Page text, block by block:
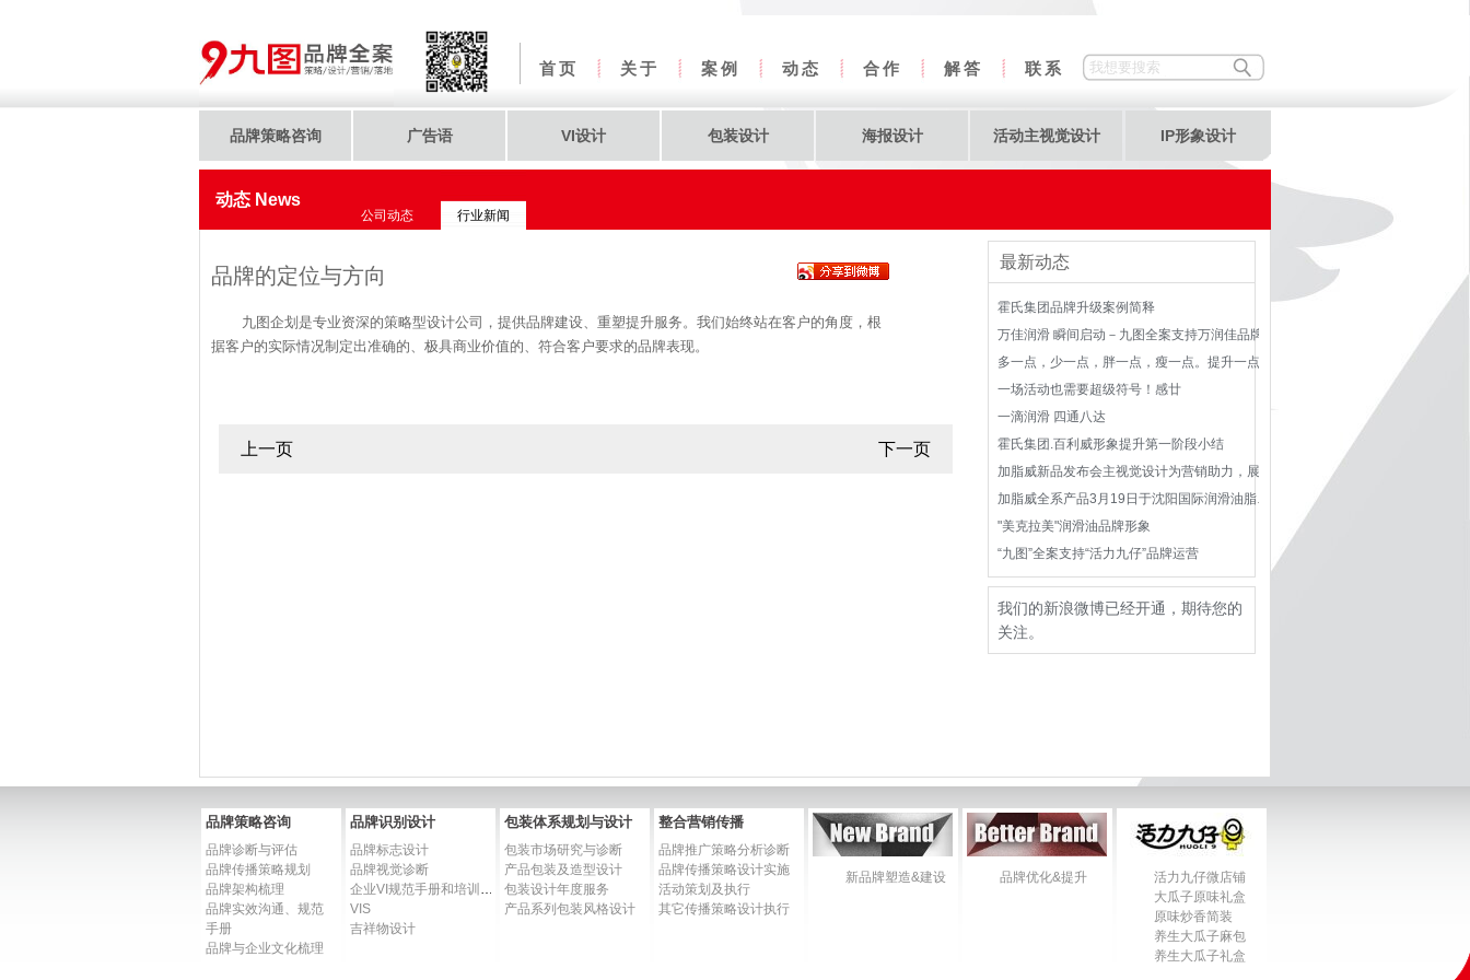
首页 关于 案例 动态 合作 解答 联系
品牌策略咨询 广告语 VI设计 包装设计 海报设计 活动主视觉设计 IP形象设计
动态 News
公司动态 行业新闻
品牌的定位与方向
九图企划是专业资深的策略型设计公司，提供品牌建设、重塑提升服务。我们始终站在客户的角度，根
据客户的实际情况制定出准确的、极具商业价值的、符合客户要求的品牌表现。
上一页 下一页
最新动态
霍氏集团品牌升级案例简释
一场活动也需要超级符号！感廿
一滴润滑 四通八达
霍氏集团.百利威形象提升第一阶段小结
加脂威全系产品3月19日于沈阳国际润滑油脂展会亮相招商
"美克拉美"润滑油品牌形象
“九图”全案支持“活力九仔”品牌运营
我们的新浪微博已经开通，期待您的
关注。
品牌策略咨询
品牌诊断与评估
品牌传播策略规划
品牌架构梳理
品牌实效沟通、规范
手册
品牌与企业文化梳理
品牌识别设计
品牌标志设计
品牌视觉诊断
企业VI规范手册和培训手册
VIS
吉祥物设计
包装体系规划与设计
包装市场研究与诊断
产品包装及造型设计
包装设计年度服务
产品系列包装风格设计
整合营销传播
品牌推广策略分析诊断
品牌传播策略设计实施
活动策划及执行
其它传播策略设计执行
新品牌塑造&建设 品牌优化&提升
活力九仔微店铺
大瓜子原味礼盒
原味炒香简装
养生大瓜子麻包
养生大瓜子礼盒